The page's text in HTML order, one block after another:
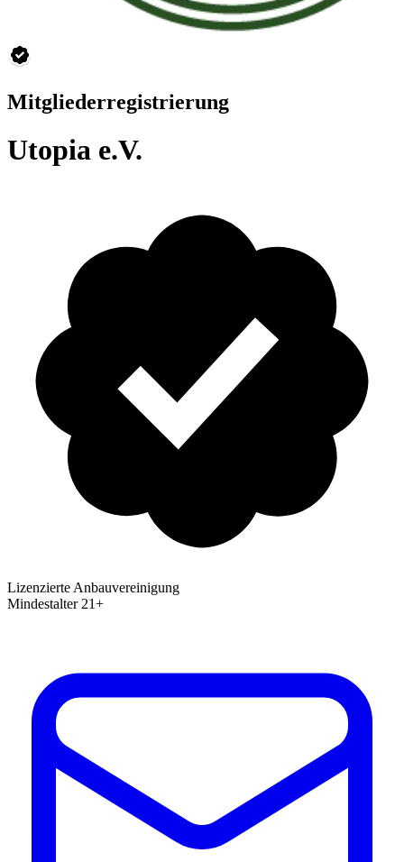
Mitgliederregistrierung
Utopia e.V.
Lizenzierte Anbauvereinigung
Mindestalter 21+